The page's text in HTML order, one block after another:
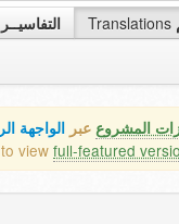
التفاسيــر Translations
المشروع عبر الواجهة
viewfull-featured